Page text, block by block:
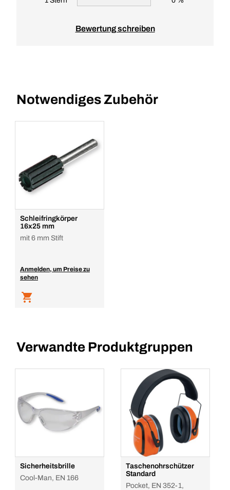
Bewertung schreiben
Notwendiges Zubehör
Schleifringkörper
16x25 mm
mit 6 mm Stift
Anmelden, um Preise zu
sehen
Verwandte Produktgruppen
Sicherheitsbrille
Cool-Man, EN 166
Taschenohrschützer
Standard
Pocket, EN 352-1,